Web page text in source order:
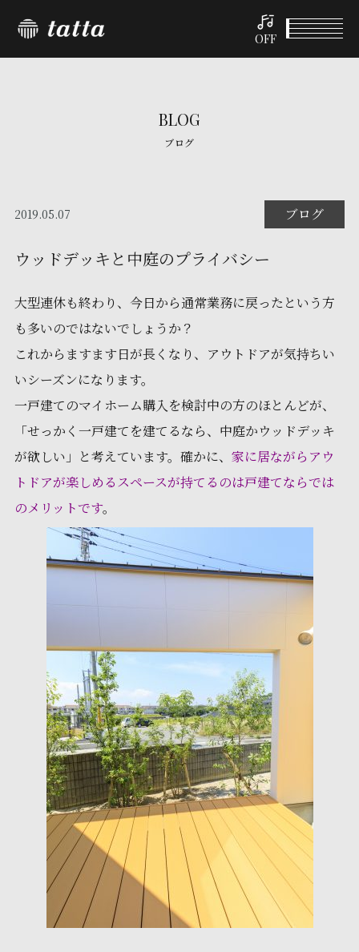
OFF
BLOG
ブログ
2019.05.07 ブログ
ウッドデッキと中庭のプライバシー
大型連休も終わり、今日から通常業務に戻ったという方
も多いのではないでしょうか？
これからますます日が長くなり、アウトドアが気持ちい
いシーズンになります。
一戸建てのマイホーム購入を検討中の方のほとんどが、
「せっかく一戸建てを建てるなら、中庭かウッドデッキ
が欲しい」と考えています。確かに、 家に居ながらアウ
トドアが楽しめるスペースが持てるのは戸建てならでは
のメリットです。